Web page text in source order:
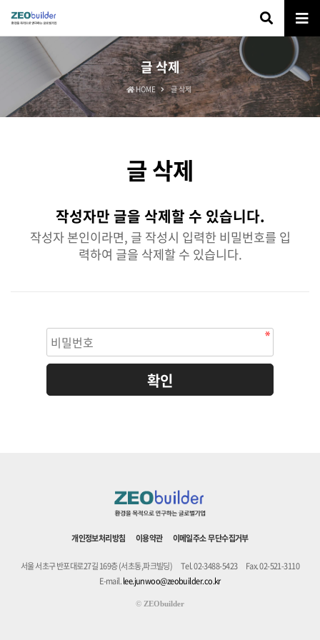
글 삭제
HOME 글 삭제
글 삭제
작성자만 글을 삭제할 수 있습니다.
작성자 본인이라면, 글 작성시 입력한 비밀번호를 입
력하여 글을 삭제할 수 있습니다.
개인정보처리방침 이용약관 이메일주소 무단수집거부
서울 서초구 반포대로27길 169층 (서초동,파크빌딩) Tel. 02-3488-5423
Fax. 02-521-3110
E-mail.lee.junwoo@zeobuilder.co.kr
© ZEObuilder